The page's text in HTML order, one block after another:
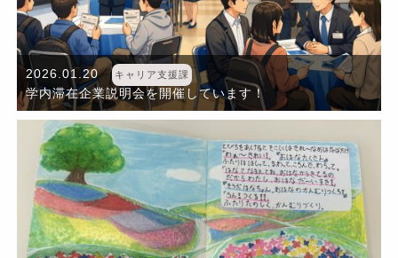
2026.01.20 キャリア支援課
学内滞在企業説明会を開催しています！